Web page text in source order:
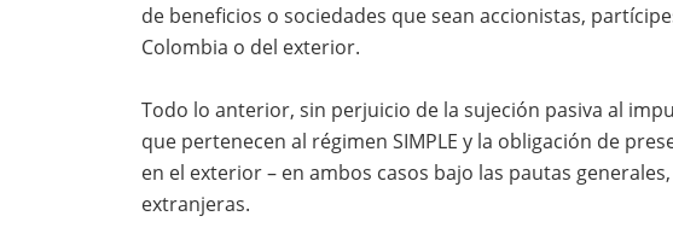
de beneficios o sociedades que sean accionistas,
Colombia o del exterior.
Todo lo anterior, sin perjuicio de la sujeción pasiva al
que pertenecen al régimen SIMPLE y la obligación de
en el exterior – en ambos casos bajo las pautas
extranjeras.